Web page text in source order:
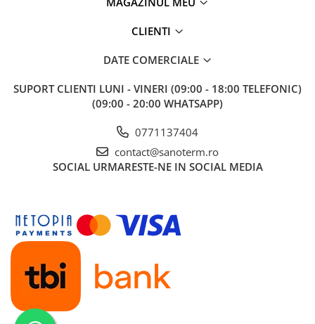
Seturi chiuvete si baterii
Incalzire in pardoseala
Grup amestec
Automatizari
Pompe recirculare
Pompa ridicare presiune
Cutii distribuitoare
CLIENTI
DATE COMERCIALE
SUPORT CLIENTI LUNI - VINERI (09:00 - 18:00 TELEFONIC)
(09:00 - 20:00 WHATSAPP)
0771137404
contact@sanoterm.ro
SOCIAL URMARESTE-NE IN SOCIAL MEDIA